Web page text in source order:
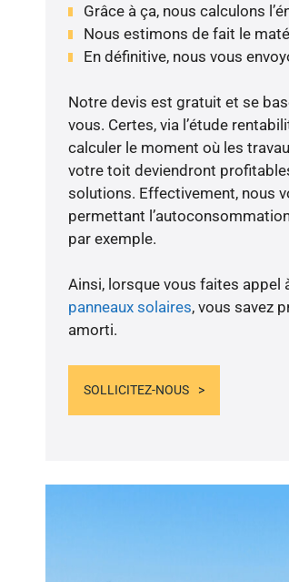
Grâce à ça, nous calculons
Nous estimons de fait le
En définitive, nous vous
Notre devis est gratuit et se
vous. Certes, via l’étude
calculer le moment où les
votre toit deviendront
solutions. Effectivement, nous
permettant
par exemple.
Ainsi, lorsque vous faites
panneaux solaires, vous savez
amorti.
SOLLICITEZ-NOUS